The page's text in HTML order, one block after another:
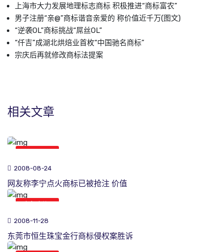
上海市大力发展地理标志商标 积极推进“商标富农”
男子注册“亲@”商标谐音亲爱的 称价值近千万(图文)
“逆袭OL”商标挑战“屌丝OL”
“仟吉”成湖北烘焙业首枚“中国驰名商标”
宗庆后再就修改商标法提案
相关文章
2008-08-24
网友称李宁点火商标已被抢注 价值
2008-11-28
东莞市恒生珠宝金行商标侵权案胜诉